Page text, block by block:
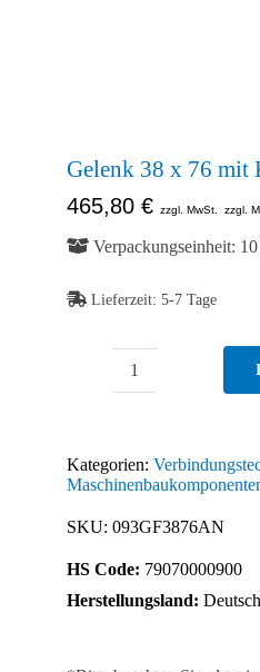
Gelenk 38 x 76 mit
465,80 € zzgl. MwSt. zzgl.
Verpackungseinheit:
Lieferzeit: 5-7 Tage
76
Klemmhebel
Menge
Kategorien:
SKU: 093GF3876AN
HS Code: 79070000900
Herstellungsland: